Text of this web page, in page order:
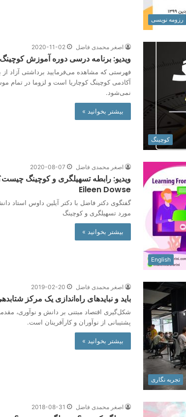
رزومه نویسی
کوچینگ
اصغر محمدی فاضل 2020-11-02
ویدیو: برنامه درسی دوره آموزش کوچینگ
فهرستی که مشاهده می‌فرمایید برداشتی آزاد از
آکادمی کوچینگ کوچاریا است و لزوما در تمام
نمی‌شود.
بیشتر بخوانید »
English
اصغر محمدی فاضل 2020-08-07
ویدیو: رابطه تسهیلگری و کوچینگ
Eileen Dowse
گفتگوی دکتر فاضل با دکتر آیلین داوس استاد
مورد تسهیلگری و کوچینگ
بیشتر بخوانید »
تجربه نگاری
اصغر محمدی فاضل 2019-02-20
باید و نبایدهای راه‌اندازی یک مرکز
شکل‌گیری اقتصاد مبتنی بر دانش و نوآوری،
پشتیبانی از نوآوران و کارآفرینان است.
بیشتر بخوانید »
اصغر محمدی فاضل 2018-08-31